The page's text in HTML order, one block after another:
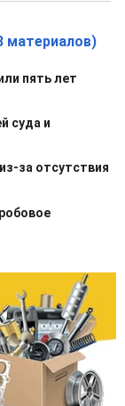
материалов)
пять лет
суда и
за отсутствия